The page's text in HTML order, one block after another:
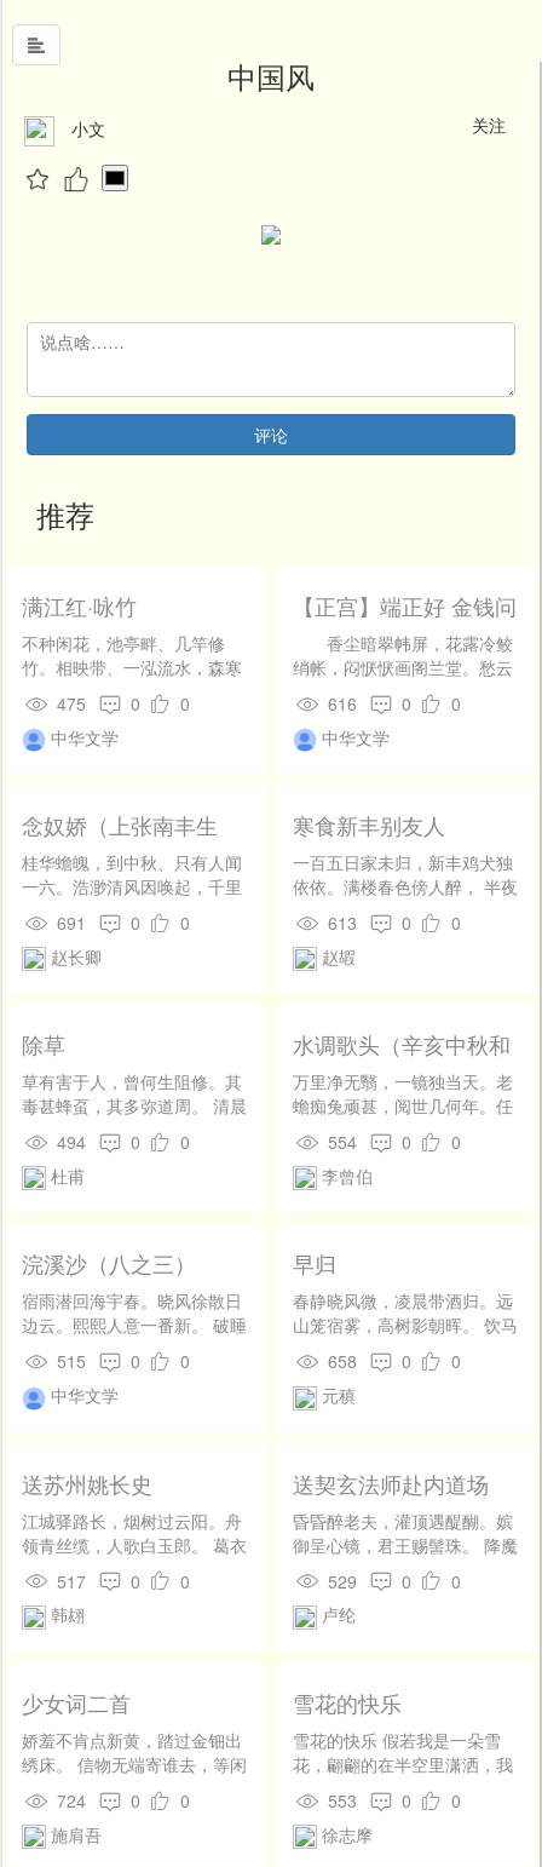
首
墨
人
堂
社
区
登
中国风
关注
小文
评论
推荐
满江红·咏竹
不种闲花，池亭畔、几竿修
竹。相映带、一泓流水，森寒
洁绿。风动仙人鸣佩遂，雨余
净女添膏沐。未成林，难望凤
来栖，聊医俗。问华胄，名淇
暑退，清心恍惚微香触。历冰
霜、不变好风姿，温如玉。
475 0
0
中华文学
【正宫】端正好 金钱问
卜
香尘暗翠帏屏，花露冷鲛
绡帐，闷恹恹画阁兰堂。愁云
怨雨风流况，都蹙在眉尖
上。 【滚绣球】俏风流窈
窕娘，俊庞儿浅淡妆，扫蛾眉
翠氍毹宝串香，打扮的一桩桩
停当，步瑶阶环玎。溶溶月
色浸朱户，寂寂花阴付粉墙，
春色芬芳。 【倘秀才】展
玉腕把春纤合掌，恰便似白莲
蕊初生在这藕上，高卷珠帘拜
月光。碧梧摇碎影，红药吐狂
把香来拈上，办着片志诚心祷
告穹苍，低低的念了一会，深
深的拜了四方。转秋波又则怕
外人偷望，则为咱正青春未配
鸾凰。甚时得遇乘鸾客？何日
相逢傅粉郎？审问个行
藏。 【倘秀才】磨着定乌
卦桃花女计量。五行推造化，
六甲定兴亡，沉吟了半
响。 【呆骨朵】厮琅琅的
把金钱掷下观爻象，却怎生单
单单拆拆拆阴阳？恰数着坤偶
乾奇，摆列着天三地两。用神
有天喜临，主令的财官旺，便
做道是李淳风不顺情，那一个
心劳意攘。我将这金钱仔细细
推详，恰离了湖山侧，早来到
会宾堂。 【脱布衫】明滴
墙。何处也花烛洞房？那里也
锦衾罗帐？ 【小梁州】昨
日个孔雀屏开绛蜡光，花吐银
篇】卦爻儿端的无虚诳，莫不
是会双星日吉时良？这的是好
事成从天降，佳期准望，何必
再斟量？ 【醉太平】打叠
起麻衣百章，《周易》《归
藏》，下工夫想绣个锦香囊，
则在这香盒儿里供养。准备着
616 0
0
中华文学
念奴娇（上张南丰生
日）
桂华蟾魄，到中秋、只有人闻
一六。浩渺清风因唤起，千里
吹飞鸿鹄。碧落翻花，瑶空隐
瑞，声节琅玕筑。板怀玉燕，
此时嘉梦重育。 始信名在丹
醁。秋水春山，柳腰花面，一
醉霓裳曲。长生清净，自然何
用辟谷。
691 0
0
赵长卿
寒食新丰别友人
一百五日家未归，新丰鸡犬独
依依。满楼春色傍人醉， 半夜
雨声前计非。缭绕沟塍含绿
晚，荒凉树石向川微。 东风吹
泪对花落，憔悴故交相见稀。
613 0
0
赵嘏
除草
草有害于人，曾何生阻修。其
毒甚蜂虿，其多弥道周。 清晨
步前林，江色未散忧。芒刺在
我眼，焉能待高秋。 霜露一沾
凝，蕙叶亦难留。荷锄先童
蔓，敢使依旧丘。 自兹藩篱
旷，更觉松竹幽。芟夷不可
阙，疾恶信如雠。
494 0
0
杜甫
水调歌头（辛亥中秋和
陈次贾，用坡仙韵）
万里净无翳，一镜独当天。老
蟾痴兔顽甚，阅世几何年。任
尔炎凉千变，不改山河一色，
爽气逼人寒。何必乘槎去，直
到斗牛间。 叹常娥，元不嫁，
金凤玉露，一笑四并全。细和
坡仙句，低唱教婵娟。
554 0
0
李曾伯
浣溪沙（八之三）
宿雨潜回海宇春。晓风徐散日
边云。熙熙人意一番新。 破睡
海棠能媚客，舞风垂柳似招
人。春衫归去马蹄轻。
515 0
0
中华文学
早归
春静晓风微，凌晨带酒归。远
山笼宿雾，高树影朝晖。 饮马
鱼惊水，穿花露滴衣。娇莺似
相恼，含啭傍人飞。
658 0
0
元稹
送苏州姚长史
江城驿路长，烟树过云阳。舟
领青丝缆，人歌白玉郎。 葛衣
行柳翠，花簟宿荷香。别有心
期处，湖光满讼堂。
517 0
0
韩翃
送契玄法师赴内道场
昏昏醉老夫，灌顶遇醍醐。嫔
御呈心镜，君王赐髻珠。 降魔
须战否，问疾敢行无。深契何
相秘，儒宗本不殊。
529 0
0
卢纶
少女词二首
娇羞不肯点新黄，踏过金钿出
绣床。 信物无端寄谁去，等闲
裁破锦鸳鸯。 同心带里脱金
钱，买取头花翠羽连。 手执木
兰犹未惯，今朝初上采菱船。
724 0
0
施肩吾
雪花的快乐
雪花的快乐 假若我是一朵雪
花，翩翩的在半空里潇洒，我
一定认清我的方向－－飞炀，
飞炀，飞炀，这地面上有我的
方向。不去那冷寞的幽谷，不
553 0
0
徐志摩